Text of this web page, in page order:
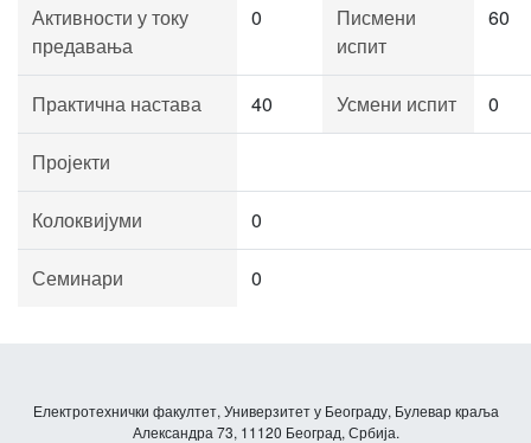
Активности у току
предавања
0
Писмени
испит
60
Практична настава 40 Усмени испит 0
Пројекти
Колоквијуми 0
Семинари 0
Електротехнички факултет, Универзитет у Београду, Булевар краља
Александра 73, 11120 Београд, Србија.